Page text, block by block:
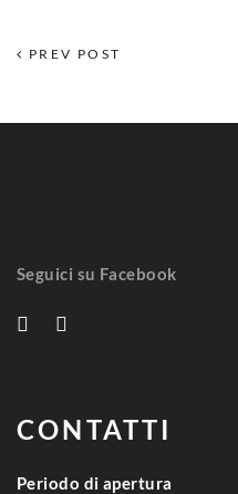
PREV POST
Seguici su Facebook
CONTATTI
Periodo di apertura